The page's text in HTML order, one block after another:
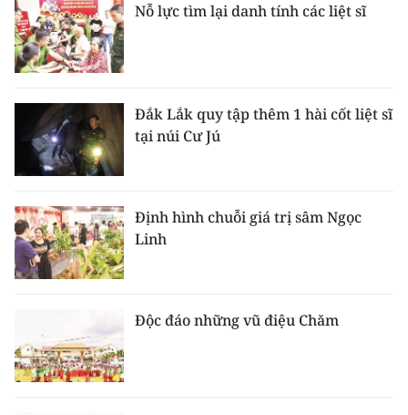
Nỗ lực tìm lại danh tính các liệt sĩ
Đắk Lắk quy tập thêm 1 hài cốt liệt sĩ
tại núi Cư Jú
Định hình chuỗi giá trị sâm Ngọc
Linh
Độc đáo những vũ điệu Chăm